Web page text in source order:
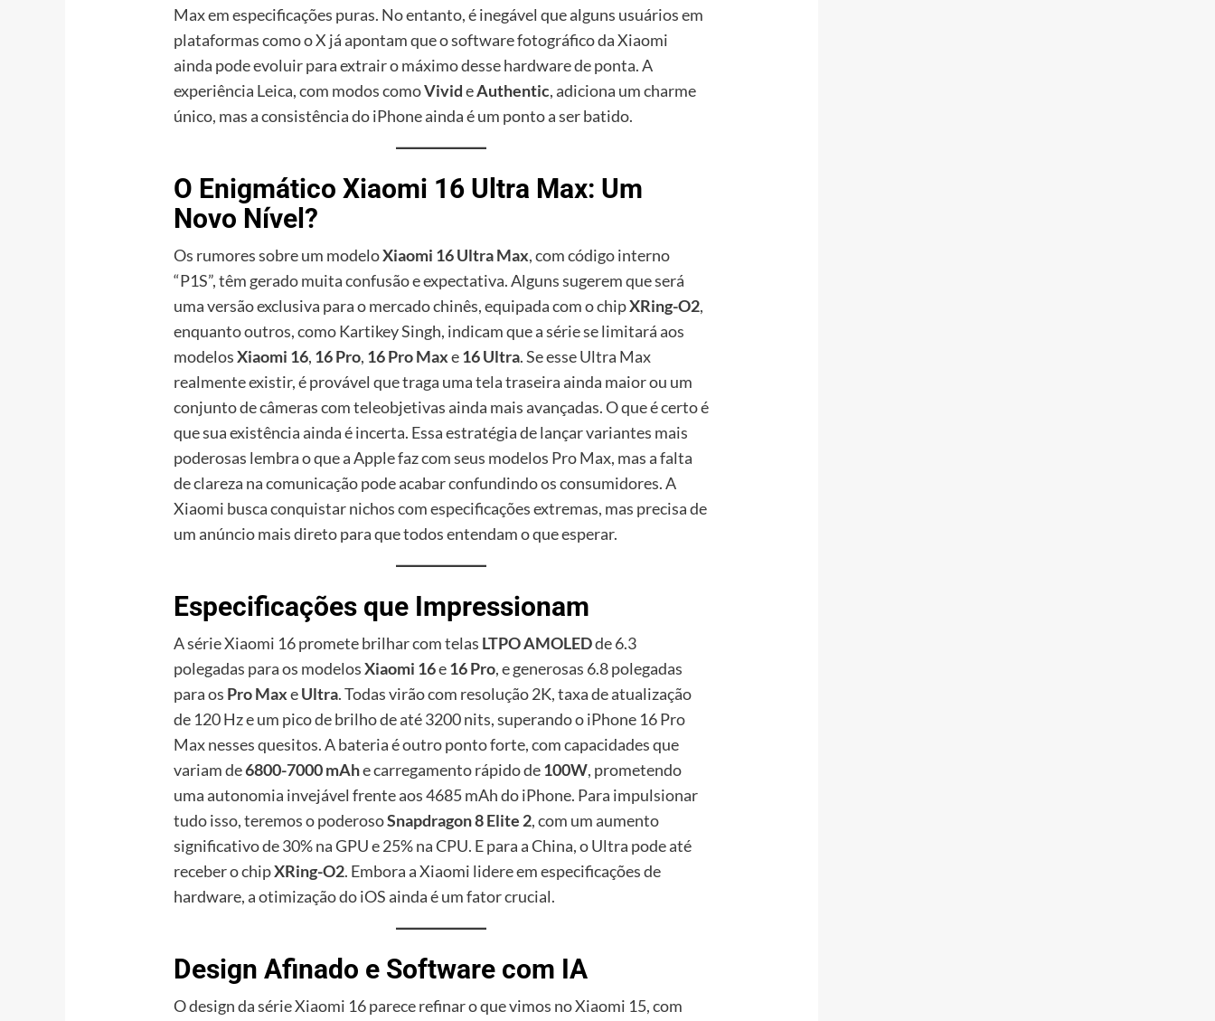
Max em especificações puras. No entanto, é inegável que alguns usuários em
plataformas como o X já apontam que o software fotográfico da Xiaomi
ainda pode evoluir para extrair o máximo desse hardware de ponta. A
experiência Leica, com modos comoVivideAuthentic, adiciona um charme
único, mas a consistência do iPhone ainda é um ponto a ser batido.
O Enigmático Xiaomi 16 Ultra Max: Um
Novo Nível?
Os rumores sobre um modeloXiaomi 16 Ultra Max, com código interno
“P1S”, têm gerado muita confusão e expectativa. Alguns sugerem que será
uma versão exclusiva para o mercado chinês, equipada com o chipXRing-O2,
enquanto outros, como Kartikey Singh, indicam que a série se limitará aos
modelosXiaomi 16, 16 Pro, 16 Pro Maxe16 Ultra. Se esse Ultra Max
realmente existir, é provável que traga uma tela traseira ainda maior ou um
conjunto de câmeras com teleobjetivas ainda mais avançadas. O que é certo é
que sua existência ainda é incerta. Essa estratégia de lançar variantes mais
poderosas lembra o que a Apple faz com seus modelos Pro Max, mas a falta
de clareza na comunicação pode acabar confundindo os consumidores. A
Xiaomi busca conquistar nichos com especificações extremas, mas precisa de
um anúncio mais direto para que todos entendam o que esperar.
Especificações que Impressionam
A série Xiaomi 16 promete brilhar com telas LTPO AMOLEDde 6.3
polegadas para os modelosXiaomi 16e16 Pro, e generosas 6.8 polegadas
para os Pro MaxeUltra. Todas virão com resolução 2K, taxa de atualização
de 120 Hz e um pico de brilho de até 3200 nits, superando o iPhone 16 Pro
Max nesses quesitos. A bateria é outro ponto forte, com capacidades que
variam de6800-7000 mAhe carregamento rápido de100W, prometendo
uma autonomia invejável frente aos 4685 mAh do iPhone. Para impulsionar
tudo isso, teremos o poderosoSnapdragon 8 Elite 2, com um aumento
significativo de 30% na GPU e 25% na CPU. E para a China, o Ultra pode até
receber o chipXRing-O2. Embora a Xiaomi lidere em especificações de
hardware, a otimização do iOS ainda é um fator crucial.
Design Afinado e Software com IA
O design da série Xiaomi 16 parece refinar o que vimos no Xiaomi 15, com